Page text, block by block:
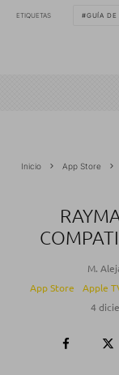
ETIQUETAS GUÍA DE
Inicio App Store
M.
App Store
Apple
4